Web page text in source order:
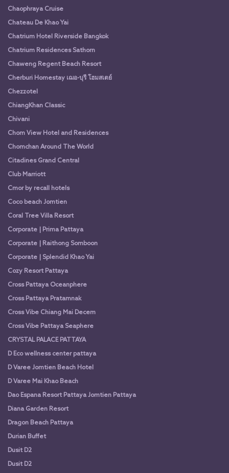
Chaophraya Cruise
Chateau De Khao Yai
Chatrium Hotel Riverside Bangkok
Chatrium Residences Sathorn
Chaweng Regent Beach Resort
Cherburi Homestay เฌอ-บุรี โฮมสเตย์
Chezzotel
ChiangKhan Classic
Chivani
Chom View Hotel and Residences
Chomchan Around The World
Citadines Grand Central
Club Marriott
Cmor by recall hotels
Coco beach Jomtien
Coral Tree Villa Resort
Corporate | Prima Pattaya
Corporate | Raithong Somboon
Corporate | Splendid Khao Yai
Cozy Resort Pattaya
Cross Pattaya Oceanphere
Cross Pattaya Pratamnak
Cross Vibe Chiang Mai Decem
Cross Vibe Pattaya Seaphere
CRYSTAL PALACE PATTAYA
D Eco wellness center pattaya
D Varee Jomtien Beach Hotel
D Varee Mai Khao Beach
Dao Espana Resort Pattaya Jomtien Pattaya
Diana Garden Resort
Dragon Beach Pattaya
Durian Buffet
Dusit D2
Dusit D2